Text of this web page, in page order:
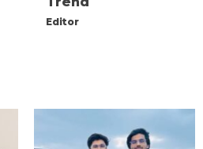
Editor